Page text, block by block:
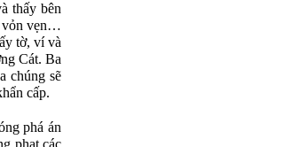
thấy bên
vỏn vẹn…
tờ, ví và
Cát. Ba
chúng sẽ
cấp.
phá án